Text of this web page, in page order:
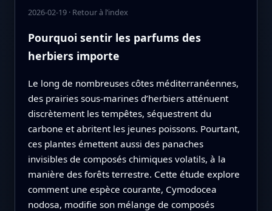
2026-02-19· Retour à l’index
Pourquoi sentir les parfums des
herbiers importe
Le long de nombreuses côtes méditerranéennes,
des prairies sous‑marines d’herbiers atténuent
discrètement les tempêtes, séquestrent du
carbone et abritent les jeunes poissons. Pourtant,
ces plantes émettent aussi des panaches
invisibles de composés chimiques volatils, à la
manière des forêts terrestre. Cette étude explore
comment une espèce courante, Cymodocea
nodosa, modifie son mélange de composés